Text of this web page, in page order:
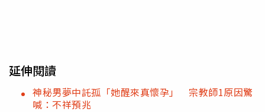
延伸閱讀
神秘男夢中託孤「她醒來真懷孕」 宗教師1原因驚
喊：不祥預兆